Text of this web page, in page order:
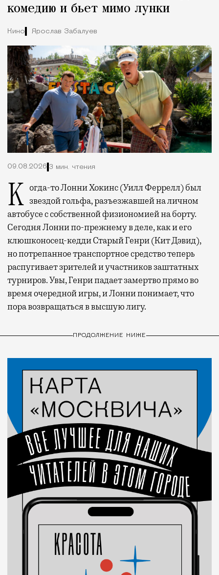
комедию и бьет мимо лунки
Кино Ярослав Забалуев
09.08.2026 3 мин. чтения
Когда-то Лонни Хокинс (Уилл Феррелл) был звездой гольфа, разъезжавшей на личном
автобусе с собственной физиономией на борту.
Сегодня Лонни по-прежнему в деле, как и его
клюшконосец-кедди Старый Генри (Кит Дэвид),
но потрепанное транспортное средство теперь
распугивает зрителей и участников заштатных
турниров. Увы, Генри падает замертво прямо во
время очередной игры, и Лонни понимает, что
пора возвращаться в высшую лигу.
ПРОДОЛЖЕНИЕ НИЖЕ